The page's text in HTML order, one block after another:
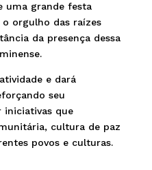
uma grande festa
orgulho das raízes
da presença dessa
e dará
seu
iniciativas que
cultura de paz
povos e culturas.